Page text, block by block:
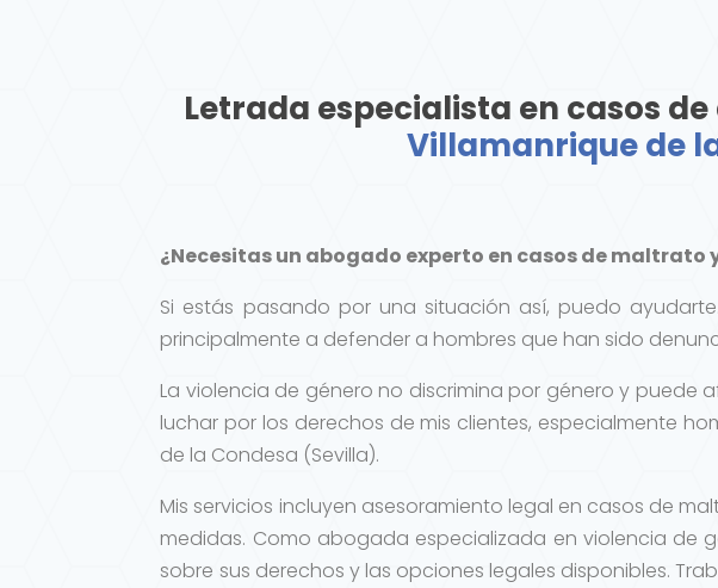
Letrada especialista en casos
Villamanrique de
¿Necesitas un abogado experto en casos de maltrato
Si estás pasando por una situación así, puedo
principalmente a defender a hombres que han sido
La violencia de género no discrimina por género y
luchar por los derechos de mis clientes, especialmente
de la Condesa (Sevilla).
Mis servicios incluyen asesoramiento legal en casos de
medidas. Como abogada especializada en violencia de
sobre sus derechos y las opciones legales disponibles.